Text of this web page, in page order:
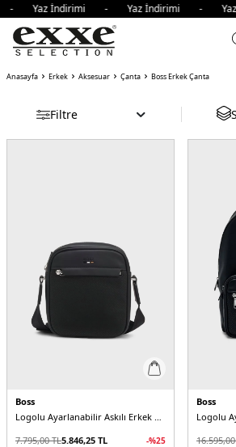
- Yaz İndirimi - Yaz İndirimi -
Anasayfa Erkek Aksesuar Çanta Boss Erkek Çanta
Filtre
Boss
Logolu Ayarlanabilir Askılı Erkek Çanta
7.795,00TL5.846,25 TL -%25
Boss
16.595,00